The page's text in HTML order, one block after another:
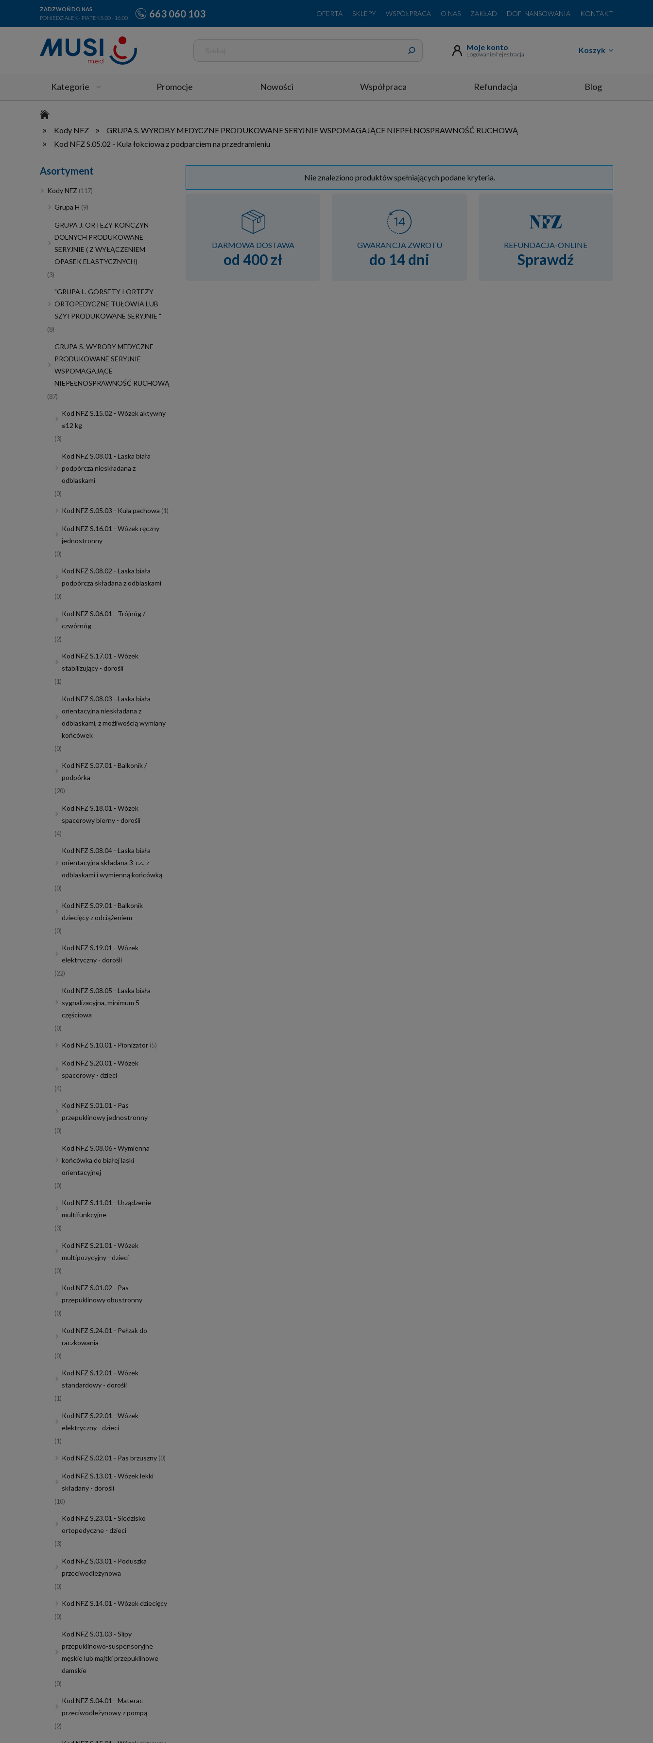
ZADZWOŃ DO NAS
PONIEDZIAŁEK - PIĄTEK 8:00 - 16:00
663 060 103 OFERTA SKLEPY WSPÓŁPRACA O NAS ZAKŁAD DOFINANSOWANIA KONTAKT
Koszyk
Moje konto
Logowanie/rejestracja
Kategorie Promocje Nowości Współpraca Refundacja Blog
» Kody NFZ » GRUPA S. WYROBY MEDYCZNE PRODUKOWANE SERYJNIE WSPOMAGAJĄCE NIEPEŁNOSPRAWNOŚĆ RUCHOWĄ
» Kod NFZ S.05.02 - Kula łokciowa z podparciem na przedramieniu
Asortyment
Kody NFZ (117)
Grupa H (9)
GRUPA J. ORTEZY KOŃCZYN
DOLNYCH PRODUKOWANE
SERYJNIE ( Z WYŁĄCZENIEM
OPASEK ELASTYCZNYCH)
(3)
"GRUPA L. GORSETY I ORTEZY
ORTOPEDYCZNE TUŁOWIA LUB
SZYI PRODUKOWANE SERYJNIE "
(8)
GRUPA S. WYROBY MEDYCZNE
PRODUKOWANE SERYJNIE
WSPOMAGAJĄCE
NIEPEŁNOSPRAWNOŚĆ RUCHOWĄ
(87)
Kod NFZ S.15.02 - Wózek aktywny
≤12 kg
(3)
Kod NFZ S.08.01 - Laska biała
podpórcza nieskładana z
odblaskami
(0)
Kod NFZ S.05.03 - Kula pachowa (1)
Kod NFZ S.16.01 - Wózek ręczny
jednostronny
(0)
Kod NFZ S.08.02 - Laska biała
podpórcza składana z odblaskami
(0)
Kod NFZ S.06.01 - Trójnóg /
czwórnóg
(2)
Kod NFZ S.17.01 - Wózek
stabilizujący - dorośli
(1)
Kod NFZ S.08.03 - Laska biała
orientacyjna nieskładana z
odblaskami, z możliwością wymiany
końcówek
(0)
Kod NFZ S.07.01 - Balkonik /
podpórka
(20)
Kod NFZ S.18.01 - Wózek
spacerowy bierny - dorośli
(4)
Kod NFZ S.08.04 - Laska biała
orientacyjna składana 3-cz., z
odblaskami i wymienną końcówką
(0)
Kod NFZ S.09.01 - Balkonik
dziecięcy z odciążeniem
(0)
Kod NFZ S.19.01 - Wózek
elektryczny - dorośli
(22)
Kod NFZ S.08.05 - Laska biała
sygnalizacyjna, minimum 5-
częściowa
(0)
Kod NFZ S.10.01 - Pionizator (5)
Kod NFZ S.20.01 - Wózek
spacerowy - dzieci
(4)
Kod NFZ S.01.01 - Pas
przepuklinowy jednostronny
(0)
Kod NFZ S.08.06 - Wymienna
końcówka do białej laski
orientacyjnej
(0)
Kod NFZ S.11.01 - Urządzenie
multifunkcyjne
(3)
Kod NFZ S.21.01 - Wózek
multipozycyjny - dzieci
(0)
Kod NFZ S.01.02 - Pas
przepuklinowy obustronny
(0)
Kod NFZ S.24.01 - Pełzak do
raczkowania
(0)
Kod NFZ S.12.01 - Wózek
standardowy - dorośli
(1)
Kod NFZ S.22.01 - Wózek
elektryczny - dzieci
(1)
Kod NFZ S.02.01 - Pas brzuszny (0)
Kod NFZ S.13.01 - Wózek lekki
składany - dorośli
(10)
Kod NFZ S.23.01 - Siedzisko
ortopedyczne - dzieci
(3)
Kod NFZ S.03.01 - Poduszka
przeciwodleżynowa
(0)
Kod NFZ S.14.01 - Wózek dziecięcy
(0)
Kod NFZ S.01.03 - Slipy
przepuklinowo-suspensoryjne
męskie lub majtki przepuklinowe
damskie
(0)
Kod NFZ S.04.01 - Materac
przeciwodleżynowy z pompą
(2)
Nie znaleziono produktów spełniających podane kryteria.
DARMOWA DOSTAWA
od 400 zł
GWARANCJA ZWROTU
do 14 dni
REFUNDACJA-ONLINE
Sprawdź